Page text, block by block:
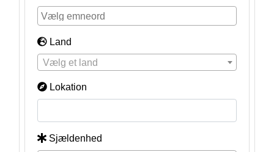
Land
Vælg et land
Lokation
Sjældenhed